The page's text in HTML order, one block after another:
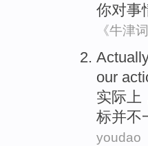
你对事
《牛津
Actually
our
实际上
标并不
youdao